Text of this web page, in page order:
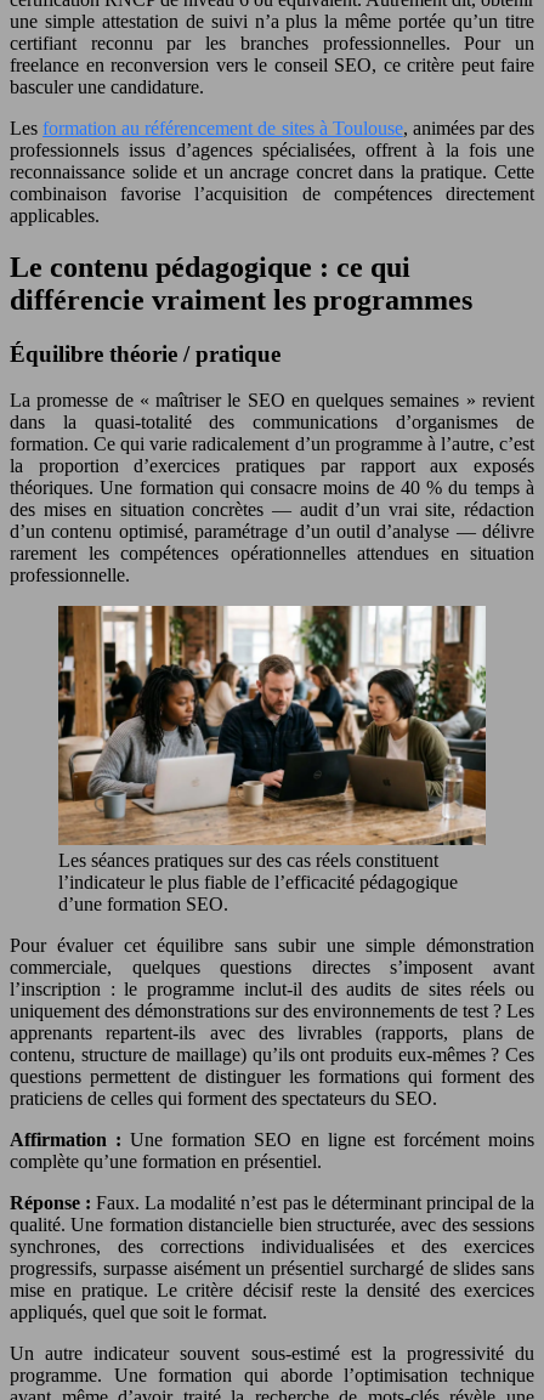
une simple attestation de suivi n’a plus la même portée qu’un titre
certifiant reconnu par les branches professionnelles. Pour un
freelance en reconversion vers le conseil SEO, ce critère peut faire
basculer une candidature.
Lesformation au référencement de sites à Toulouse, animées par des
professionnels issus d’agences spécialisées, offrent à la fois une
reconnaissance solide et un ancrage concret dans la pratique. Cette
combinaison favorise l’acquisition de compétences directement
applicables.
Le contenu pédagogique : ce qui
différencie vraiment les programmes
Équilibre théorie / pratique
La promesse de « maîtriser le SEO en quelques semaines » revient
dans la quasi-totalité des communications d’organismes de
formation. Ce qui varie radicalement d’un programme à l’autre, c’est
la proportion d’exercices pratiques par rapport aux exposés
théoriques. Une formation qui consacre moins de 40 % du temps à
des mises en situation concrètes — audit d’un vrai site, rédaction
d’un contenu optimisé, paramétrage d’un outil d’analyse — délivre
rarement les compétences opérationnelles attendues en situation
professionnelle.
Les séances pratiques sur des cas réels constituent
l’indicateur le plus fiable de l’efficacité pédagogique
d’une formation SEO.
Pour évaluer cet équilibre sans subir une simple démonstration
commerciale, quelques questions directes s’imposent avant
l’inscription : le programme inclut-il des audits de sites réels ou
uniquement des démonstrations sur des environnements de test ? Les
apprenants repartent-ils avec des livrables (rapports, plans de
contenu, structure de maillage) qu’ils ont produits eux-mêmes ? Ces
questions permettent de distinguer les formations qui forment des
praticiens de celles qui forment des spectateurs du SEO.
Affirmation : Une formation SEO en ligne est forcément moins
complète qu’une formation en présentiel.
Réponse : Faux. La modalité n’est pas le déterminant principal de la
qualité. Une formation distancielle bien structurée, avec des sessions
synchrones, des corrections individualisées et des exercices
progressifs, surpasse aisément un présentiel surchargé de slides sans
mise en pratique. Le critère décisif reste la densité des exercices
appliqués, quel que soit le format.
Un autre indicateur souvent sous-estimé est la progressivité du
programme. Une formation qui aborde l’optimisation technique